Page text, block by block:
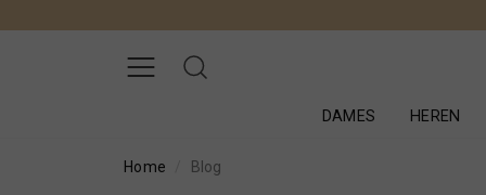
DAMES HEREN
Home Blog